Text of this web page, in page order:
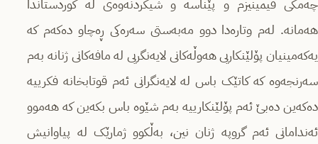
چەمکی فیمینیزم و پێناسە و شیکردنەوەی لە کوردستاندا
هەمانە. لەم وتارەدا دوو مەبەستی سەرەکی ڕەچاو دەکەم کە
یەکەمینیان پۆلێنکاریی هەوڵەکانی لایەنگریی لە مافەکانی ژنانە بەم
سەرنجەوە کە کاتێک باس لە لایەنگرانی ئەم قوتابخانە فکرییە
دەکەین دەبێ ئەم پۆلێنکارییە بەم شێوە باس بکەین کە هەموو
ئەندامانی ئەم گروپە ژنان نین، بەڵکوو ژمارێک لە پیاوانیش